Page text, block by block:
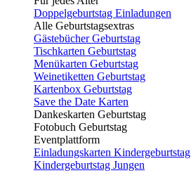
Doppelgeburtstag Einladungen
Alle Geburtstagsextras
Gästebücher Geburtstag
Tischkarten Geburtstag
Menükarten Geburtstag
Weinetiketten Geburtstag
Kartenbox Geburtstag
Save the Date Karten
Dankeskarten Geburtstag
Fotobuch Geburtstag
Eventplattform
Einladungskarten Kindergeburtstag
Kindergeburtstag Jungen